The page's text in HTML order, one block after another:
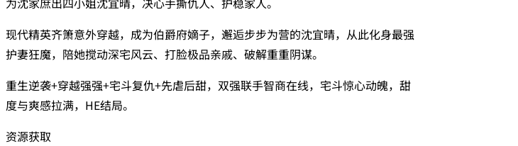
现代精英齐箫意外穿越，成为伯爵府嫡子，邂逅步步为营的沈宜晴，从此化身最强
护妻狂魔，陪她搅动深宅风云、打脸极品亲戚、破解重重阴谋。
重生逆袭+穿越强强+宅斗复仇+先虐后甜，双强联手智商在线，宅斗惊心动魄，甜
度与爽感拉满，HE结局。
资源获取